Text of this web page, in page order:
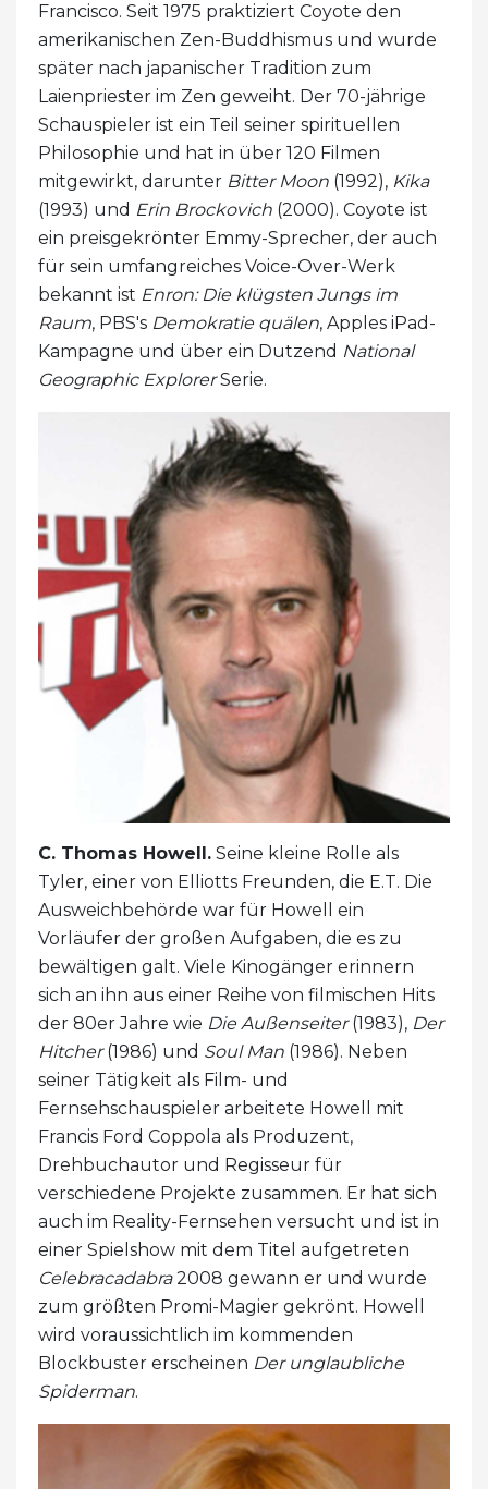
Francisco. Seit 1975 praktiziert Coyote den
amerikanischen Zen-Buddhismus und wurde
später nach japanischer Tradition zum
Laienpriester im Zen geweiht. Der 70-jährige
Schauspieler ist ein Teil seiner spirituellen
Philosophie und hat in über 120 Filmen
mitgewirkt, darunter Bitter Moon (1992), Kika
(1993) und Erin Brockovich (2000). Coyote ist
ein preisgekrönter Emmy-Sprecher, der auch
für sein umfangreiches Voice-Over-Werk
bekannt ist Enron: Die klügsten Jungs im
Raum, PBS's Demokratie quälen, Apples iPad-
Kampagne und über ein Dutzend National
Geographic ExplorerSerie.
C. Thomas Howell. Seine kleine Rolle als
Tyler, einer von Elliotts Freunden, die E.T. Die
Ausweichbehörde war für Howell ein
Vorläufer der großen Aufgaben, die es zu
bewältigen galt. Viele Kinogänger erinnern
sich an ihn aus einer Reihe von filmischen Hits
der 80er Jahre wie Die Außenseiter(1983), Der
Hitcher(1986) und Soul Man (1986). Neben
seiner Tätigkeit als Film- und
Fernsehschauspieler arbeitete Howell mit
Francis Ford Coppola als Produzent,
Drehbuchautor und Regisseur für
verschiedene Projekte zusammen. Er hat sich
auch im Reality-Fernsehen versucht und ist in
einer Spielshow mit dem Titel aufgetreten
Celebracadabra2008 gewann er und wurde
zum größten Promi-Magier gekrönt. Howell
wird voraussichtlich im kommenden
Blockbuster erscheinen Der unglaubliche
Spiderman.